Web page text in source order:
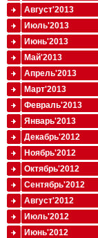
Август'2013
Июль'2013
Июнь'2013
Май'2013
Апрель'2013
Март'2013
Февраль'2013
Январь'2013
Декабрь'2012
Ноябрь'2012
Октябрь'2012
Сентябрь'2012
Август'2012
Июль'2012
Июнь'2012